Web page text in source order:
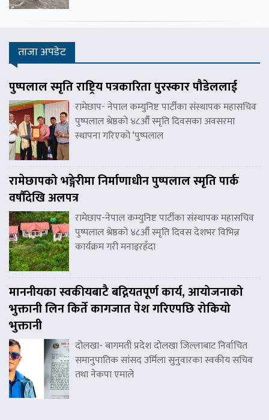
ताजा अपडेट
पुष्पलाल स्मृति राष्ट्रिय पत्रकारिता पुरस्कार पौडेललाई
रामेछाप- नेपाल कम्युनिष्ट पार्टीका संस्थापक महासचिव
पुष्पलाल श्रेष्ठको ४८औँ स्मृति दिवसका अवसरमा
स्थापना गरिएको ‘पुष्पलाल
रामेछापको भङ्गेरीमा निर्माणाधीन पुष्पलाल स्मृति पार्क
वर्षौंदेखि अलपत्र
रामेछाप-नेपाल कम्युनिष्ट पार्टीका संस्थापक महासचिव
पुष्पलाल श्रेष्ठको ४८औँ स्मृति दिवस देशभर विभिन्न
कार्यक्रम गरी मनाइरहँदा
माननीयका स्वकीयबाटै बद्नियतपूर्ण कार्य, आयोजनाको
भुक्तानी लिन किर्ते कागजात पेश गरिएपछि रोकियो
भुक्तानी
दोलखा- बागमती प्रदेश दोलखा जिल्लाबाट निर्वाचित
समानुपातिक सांसद उर्मिला सुनुवारका स्वकीय सचिव
तथा नेकपा एमाले